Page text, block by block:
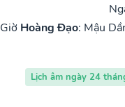
Giờ Hoàng Đạo: Mậu
Lịch âm ngày 24